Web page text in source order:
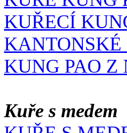
KUŘECÍ
KANTONSKÉ
KUNG PAO Z
Kuře s medem